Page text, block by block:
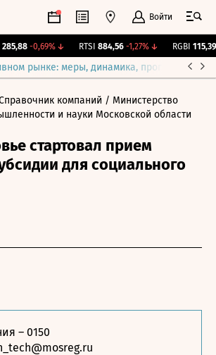
Войти
-0,69%↓ RTSI 884,56 -1,27%↓ RGBI 115,39
рынке: меры, динамика, прогнозы
компаний / Министерство
и науки Московской области
стартовал прием
для социального
– 0150